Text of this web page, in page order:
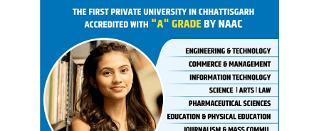
इन्हें लाखेर, शेंदु, मारिंग, ज़ु, त्लोसाई और खोंगज़ई नामों से भी जाना
Manish Tiwari